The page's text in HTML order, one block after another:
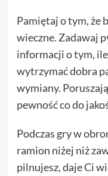
Pamiętaj o tym, że
wieczne. Zadawaj
informacji o tym,
wytrzymać dobra
wymiany.
pewność co do
Podczas gry w
ramion niżej niż
pilnujesz, daje Ci